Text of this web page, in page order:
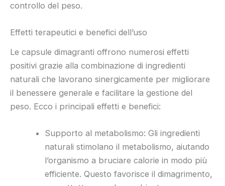
controllo del peso.
Effetti terapeutici e benefici dell’uso
Le capsule dimagranti offrono numerosi effetti
positivi grazie alla combinazione di ingredienti
naturali che lavorano sinergicamente per migliorare
il benessere generale e facilitare la gestione del
peso. Ecco i principali effetti e benefici:
Supporto al metabolismo: Gli ingredienti
naturali stimolano il metabolismo, aiutando
l’organismo a bruciare calorie in modo più
efficiente. Questo favorisce il dimagrimento,